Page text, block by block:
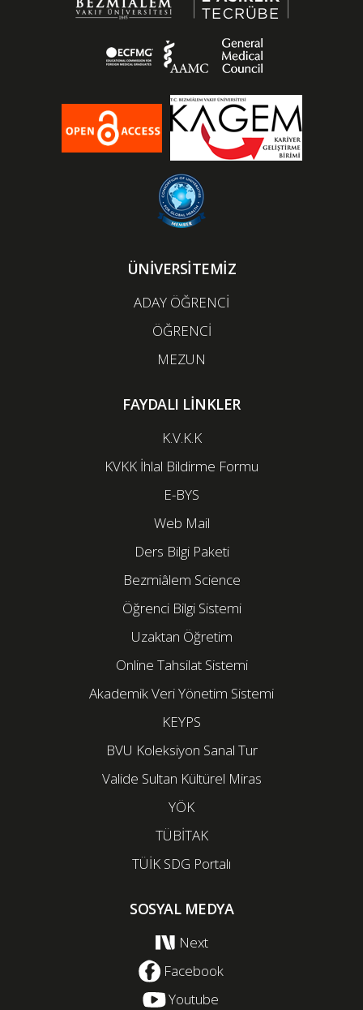
ÜNİVERSİTEMİZ
ADAY ÖĞRENCİ
ÖĞRENCİ
MEZUN
FAYDALI LİNKLER
K.V.K.K
KVKK İhlal Bildirme Formu
E-BYS
Web Mail
Ders Bilgi Paketi
Bezmiâlem Science
Öğrenci Bilgi Sistemi
Uzaktan Öğretim
Online Tahsilat Sistemi
Akademik Veri Yönetim Sistemi
KEYPS
BVU Koleksiyon Sanal Tur
Valide Sultan Kültürel Miras
YÖK
TÜBİTAK
TÜİK SDG Portalı
SOSYAL MEDYA
Next
Facebook
Youtube